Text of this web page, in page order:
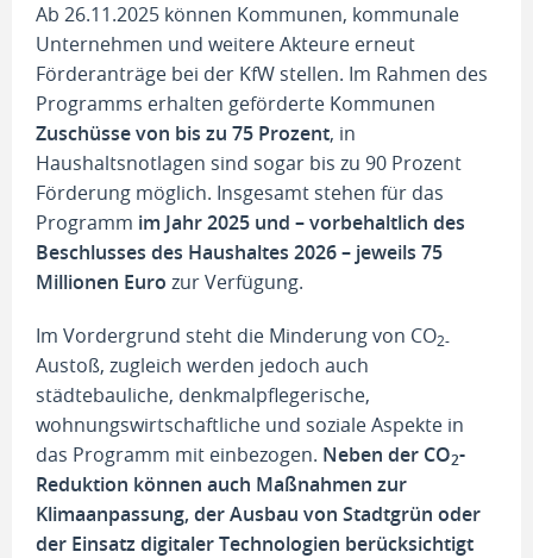
Ab 26.11.2025 können Kommunen, kommunale
Unternehmen und weitere Akteure erneut
Förderanträge bei der KfW stellen. Im Rahmen des
Programms erhalten geförderte Kommunen
Zuschüsse von bis zu 75 Prozent, in
Haushaltsnotlagen sind sogar bis zu 90 Prozent
Förderung möglich. Insgesamt stehen für das
Programm im Jahr 2025 und – vorbehaltlich des
Beschlusses des Haushaltes 2026 – jeweils 75
Millionen Euro zur Verfügung.
Im Vordergrund steht die Minderung von CO2-
Austoß, zugleich werden jedoch auch
städtebauliche, denkmalpflegerische,
wohnungswirtschaftliche und soziale Aspekte in
das Programm mit einbezogen. Neben der CO2-
Reduktion können auch Maßnahmen zur
Klimaanpassung, der Ausbau von Stadtgrün oder
der Einsatz digitaler Technologien berücksichtigt